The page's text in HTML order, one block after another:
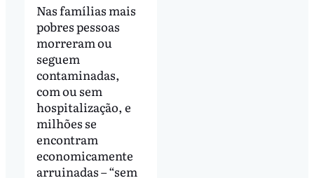
Nas famílias mais
pobres pessoas
morreram ou
seguem
contaminadas,
com ou sem
hospitalização, e
milhões se
encontram
economicamente
arruinadas – “sem